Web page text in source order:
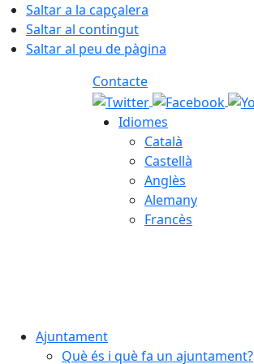
Saltar a la capçalera
Saltar al contingut
Saltar al peu de pàgina
Contacte
Idiomes
Català
Castellà
Anglès
Alemany
Francès
Ajuntament
Què és i què fa un ajuntament?